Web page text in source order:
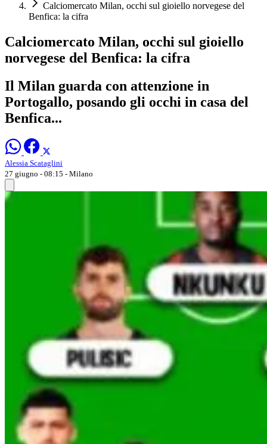
Calciomercato Milan, occhi sul gioiello norvegese del
Benfica: la cifra
Calciomercato Milan, occhi sul gioiello
norvegese del Benfica: la cifra
Il Milan guarda con attenzione in
Portogallo, posando gli occhi in casa del
Benfica...
Alessia Scataglini
27 giugno - 08:15 - Milano